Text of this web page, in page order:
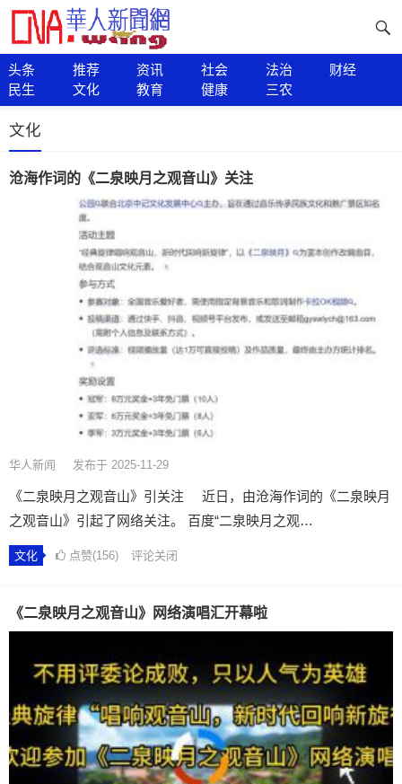
头条 推荐 资讯 社会 法治
财经
民生
文化 教育 健康 三农
文化
沧海作词的《二泉映月之观音山》关注
华人新闻 发布于 2025-11-29
《二泉映月之观音山》引关注 近日，由沧海作词的《二泉映月
之观音山》引起了网络关注。 百度“二泉映月之观…
文化 点赞(156) 评论关闭
《二泉映月之观音山》网络演唱汇开幕啦